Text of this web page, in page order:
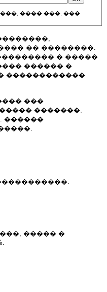
���� ���, ���
�� ��������.
� �����
������ �
������������
���
�������,
������
����� �